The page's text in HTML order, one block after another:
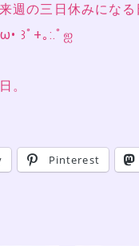
週の三日休みにな
꒱ﾟ+｡:.ﾟஐ
。
Pinterest